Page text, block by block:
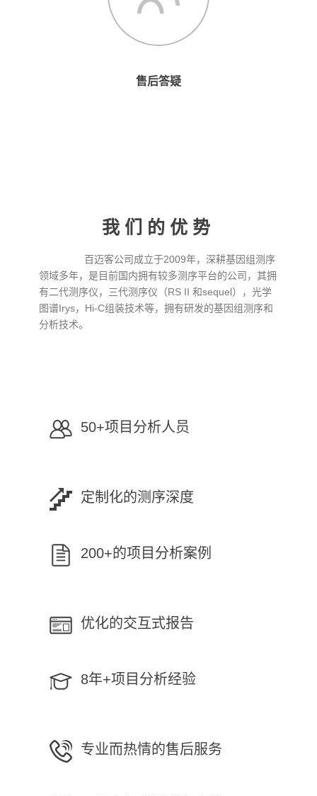
售后答疑
我们的优势
百迈客公司成立于2009年，深耕基因组测序
领域多年，是目前国内拥有较多测序平台的公司，其拥
有二代测序仪，三代测序仪（RS II 和sequel），光学
图谱Irys，Hi-C组装技术等，拥有研发的基因组测序和
分析技术。
50+项目分析人员
定制化的测序深度
200+的项目分析案例
优化的交互式报告
8年+项目分析经验
专业而热情的售后服务